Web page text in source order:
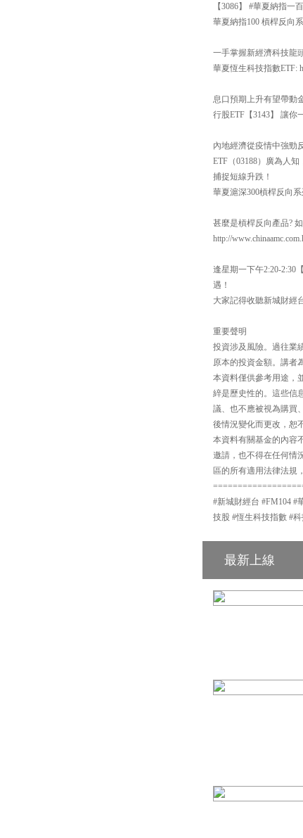
【3086】 #華夏納指一
華夏納指100 槓桿反向
一手掌握新經濟科技龍
華夏恆生科技指數ETF:
息口預期上升有望帶動
行股ETF【3143】 讓你
內地經濟從疫情中強勁
ETF（03188）廣為人
捕捉短線升跌！
華夏滬深300槓桿反向系
甚麼是槓桿反向產品?
http://
逢星期一下午2:20-2:30
遇！
大家記得收聽新城財經
重要聲明
投資涉及風險。過往業
原本的投資金額。講者
本資料僅供參考用途，
綷是歷史性的。這些信
議、也不應被視為購買
後情況變化而更改，恕
本資料有關基金的內容
邀請，也不得在任何情
區的所有適用法律法規
#新城財經台 #FM104 #
技股 #恆生科技指數 #
最新上線